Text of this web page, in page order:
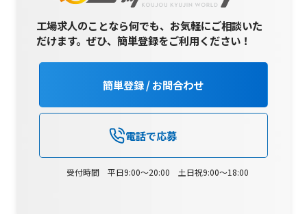
工場求人のことなら何でも、お気軽にご相談いた
だけます。ぜひ、簡単登録をご利用ください！
簡単登録 / お問合わせ
電話で応募
受付時間 平日9:00～20:00 土日祝9:00～18:00